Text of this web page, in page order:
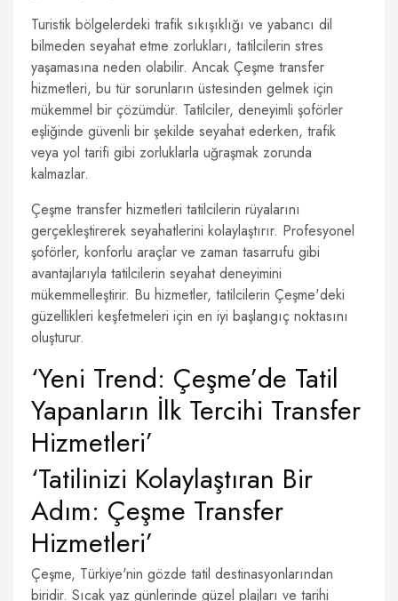
Turistik bölgelerdeki trafik sıkışıklığı ve yabancı dil
bilmeden seyahat etme zorlukları, tatilcilerin stres
yaşamasına neden olabilir. Ancak Çeşme transfer
hizmetleri, bu tür sorunların üstesinden gelmek için
mükemmel bir çözümdür. Tatilciler, deneyimli şoförler
eşliğinde güvenli bir şekilde seyahat ederken, trafik
veya yol tarifi gibi zorluklarla uğraşmak zorunda
kalmazlar.
Çeşme transfer hizmetleri tatilcilerin rüyalarını
gerçekleştirerek seyahatlerini kolaylaştırır. Profesyonel
şoförler, konforlu araçlar ve zaman tasarrufu gibi
avantajlarıyla tatilcilerin seyahat deneyimini
mükemmelleştirir. Bu hizmetler, tatilcilerin Çeşme'deki
güzellikleri keşfetmeleri için en iyi başlangıç noktasını
oluşturur.
‘Yeni Trend: Çeşme’de Tatil
Yapanların İlk Tercihi Transfer
Hizmetleri’
‘Tatilinizi Kolaylaştıran Bir
Adım: Çeşme Transfer
Hizmetleri’
Çeşme, Türkiye'nin gözde tatil destinasyonlarından
biridir. Sıcak yaz günlerinde güzel plajları ve tarihi